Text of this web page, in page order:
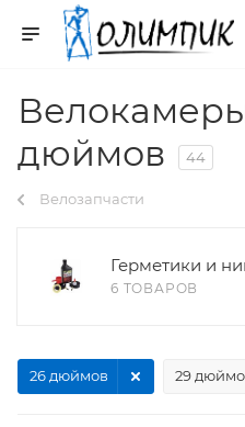
дюймов
44
Велозапчасти
Герметики и
6 ТОВАРОВ
29
26 дюймов